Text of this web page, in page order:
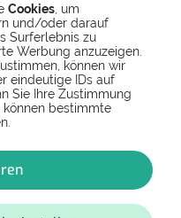
Cookies , um
und/oder darauf
Surferlebnis zu
Werbung anzuzeigen.
können wir
eindeutige IDs auf
Sie Ihre Zustimmung
können bestimmte
über
Zweck.